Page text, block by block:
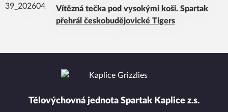
Vítězná tečka pod vysokými koši. Spartak
přehrál českobudějovické Tigers
Tělovýchovná jednota Spartak Kaplice z.s.